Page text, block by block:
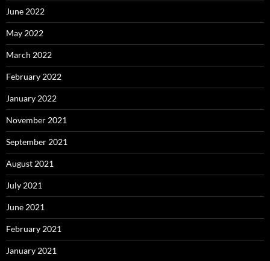
June 2022
May 2022
March 2022
February 2022
January 2022
November 2021
September 2021
August 2021
July 2021
June 2021
February 2021
January 2021